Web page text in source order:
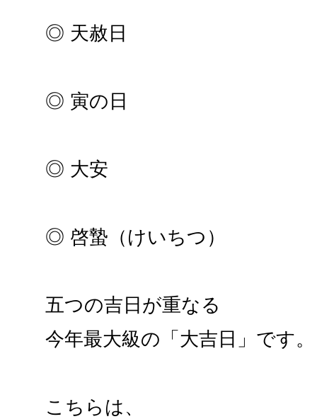
◎ 天赦日
◎ 寅の日
◎ 大安
◎ 啓蟄（けいちつ）
五つの吉日が重なる
今年最大級の「大吉日」です。
こちらは、